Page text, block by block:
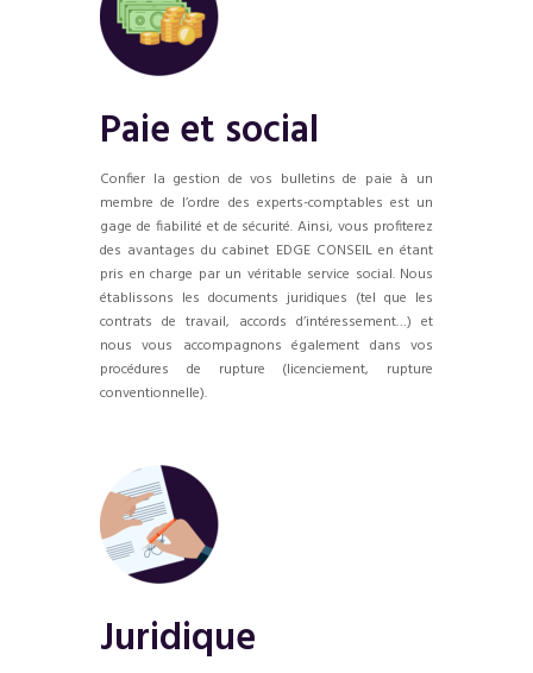
Paie et social
Confier la gestion de vos bulletins de paie à un
membre de l’ordre des experts-comptables est un
gage de fiabilité et de sécurité. Ainsi, vous profiterez
des avantages du cabinet EDGE CONSEIL en étant
pris en charge par un véritable service social. Nous
établissons les documents juridiques (tel que les
contrats de travail, accords d’intéressement…) et
nous vous accompagnons également dans vos
procédures de rupture (licenciement, rupture
conventionnelle).
Juridique